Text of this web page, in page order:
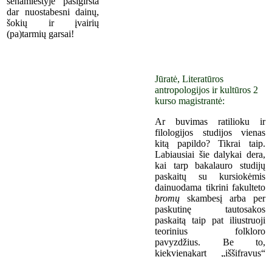
dar nuostabesni dainų,
šokių ir įvairių
(pa)tarmių garsai!
Jūratė, Literatūros
antropologijos ir kultūros 2
kurso magistrantė:
Ar buvimas ratilioku ir
filologijos studijos vienas
kitą papildo? Tikrai taip.
Labiausiai šie dalykai dera,
kai tarp bakalauro studijų
paskaitų su kursiokėmis
dainuodama tikrini fakulteto
bromų skambesį arba per
paskutinę tautosakos
paskaitą taip pat iliustruoji
teorinius folkloro
pavyzdžius. Be to,
kiekvienąkart „iššifravus“